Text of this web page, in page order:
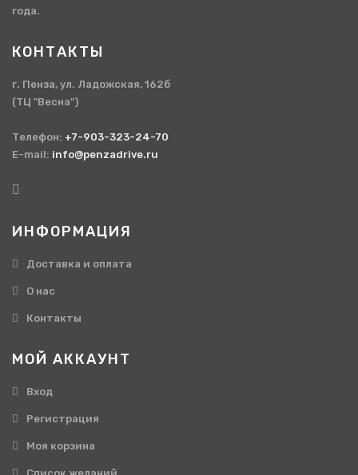
года.
КОНТАКТЫ
г. Пенза, ул. Ладожская, 162б
(ТЦ "Весна")
Телефон: +7-903-323-24-70
E-mail: info@penzadrive.ru
ИНФОРМАЦИЯ
Доставка и оплата
О нас
Контакты
МОЙ АККАУНТ
Вход
Регистрация
Моя корзина